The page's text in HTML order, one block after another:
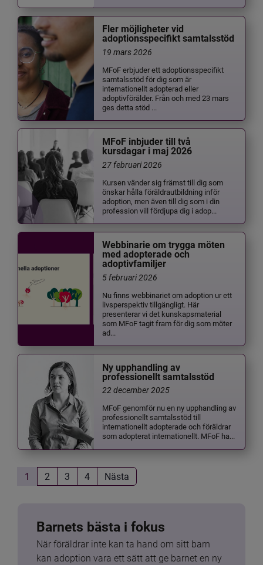
Fler möjligheter vid
adoptionsspecifikt samtalsstöd
19 mars 2026
MFoF erbjuder ett adoptionsspecifikt
samtalsstöd för dig som är
internationellt adopterad eller
adoptivförälder. Från och med 23 mars
ges detta stöd ...
MFoF inbjuder till två
kursdagar i maj 2026
27 februari 2026
Kursen vänder sig främst till dig som
önskar hålla föräldrautbildning inför
adoption, men även till dig som i din
profession vill fördjupa dig i adop...
Webbinarie om trygga möten
med adopterade och
adoptivfamiljer
5 februari 2026
Nu finns webbinariet om adoption ur ett
livsperspektiv tillgängligt. Här
presenterar vi det kunskapsmaterial
som MFoF tagit fram för dig som möter
ad...
Ny upphandling av
professionellt samtalsstöd
22 december 2025
MFoF genomför nu en ny upphandling av
professionellt samtalsstöd till
internationellt adopterade och föräldrar
som adopterat internationellt. MFoF ha...
1 2 3 4 Nästa
Barnets bästa i fokus
När föräldrar inte kan ta hand om sitt barn
kan adoption vara ett sätt att ge barnet en ny